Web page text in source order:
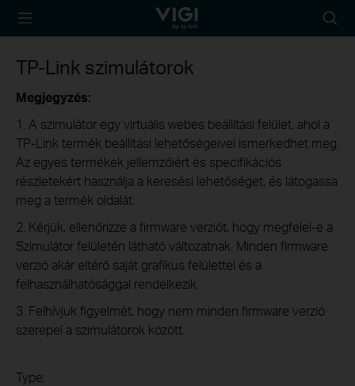
TP-Link, Reliably
icon
TP-Link szimulátorok
Megjegyzés:
1. A szimulátor egy virtuális webes beállítási felület, ahol a
TP-Link termék beállítási lehetőségeivel ismerkedhet meg.
Az egyes termékek jellemzőiért és specifikációs
részletekért használja a keresési lehetőséget, és látogassa
meg a termék oldalát.
2. Kérjük, ellenőrizze a firmware verziót, hogy megfelel-e a
Szimulátor felületén látható változatnak. Minden firmware
verzió akár eltérő saját grafikus felülettel és a
felhasználhatósággal rendelkezik.
3. Felhívjuk figyelmét, hogy nem minden firmware verzió
szerepel a szimulátorok között.
Type: